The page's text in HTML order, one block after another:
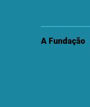
A Fundação